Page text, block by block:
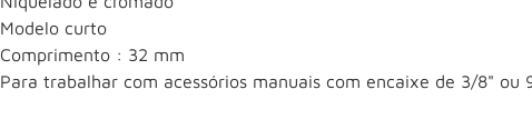
Modelo curto
Comprimento : 32 mm
Para trabalhar com acessórios manuais com encaixe de 3/8" ou